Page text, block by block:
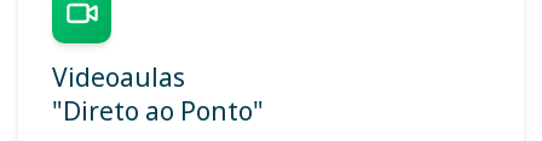
Videoaulas
"Direto ao Ponto"